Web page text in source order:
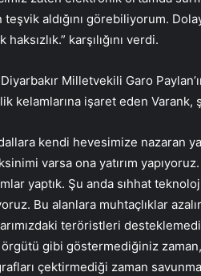
teşvik aldığını görebiliyorum.
haksızlık.” karşılığını verdi.
Milletvekili Garo
kelamlarına işaret eden Varank,
kendi hevesimize nazaran
varsa ona yatırım
yaptık. Şu anda sıhhat
Bu alanlara muhtaçlıklar
teröristleri
gibi göstermediğiniz
çektirmediği zaman